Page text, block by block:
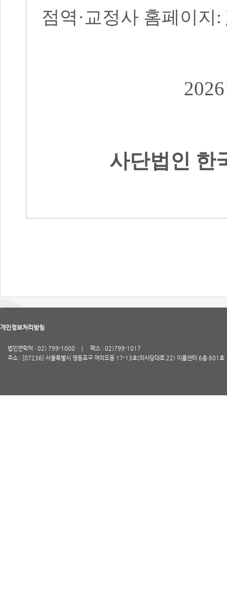
점역 ·교정사 홈페이지 :
2026
사단법인 한
개인정보처리방침
법인연락처 : 02) 799-1000
팩스 : 02)799-1017
주소 : [07236] 서울특별시 영등포구 여의도동 17-13호(의사당대로 22) 이룸센터 6층 601호